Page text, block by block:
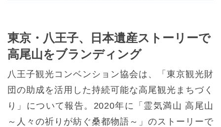
東京・八王子、日本遺産ストーリーで
高尾山をブランディング
八王子観光コンベンション協会は、「東京観光財
団の助成を活用した持続可能な高尾観光まちづく
り」について報告。2020年に「霊気満山 高尾山
～人々の祈りが紡ぐ桑都物語～」のストーリーで